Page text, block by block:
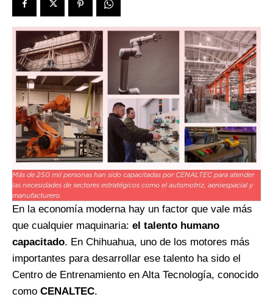
Más de 250 mil personas han sido capacitadas por CENALTEC para atender
las necesidades de sectores estratégicos como el automotriz, aeroespacial y
manufacturero.
En la economía moderna hay un factor que vale más
que cualquier maquinaria: el talento humano
capacitado. En Chihuahua, uno de los motores más
importantes para desarrollar ese talento ha sido el
Centro de Entrenamiento en Alta Tecnología, conocido
como CENALTEC.